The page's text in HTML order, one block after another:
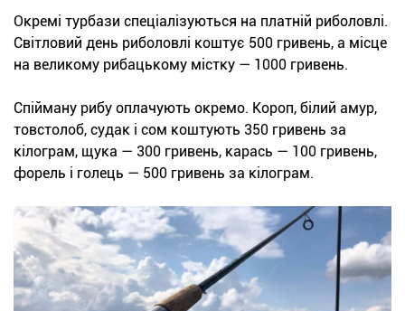
Окремі турбази спеціалізуються на платній риболовлі.
Світловий день риболовлі коштує 500 гривень, а місце
на великому рибацькому містку — 1000 гривень.
Спійману рибу оплачують окремо. Короп, білий амур,
товстолоб, судак і сом коштують 350 гривень за
кілограм, щука — 300 гривень, карась — 100 гривень,
форель і голець — 500 гривень за кілограм.